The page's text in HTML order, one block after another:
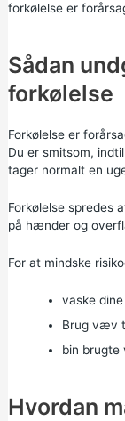
forkølelse er
Sådan
forkølelse
Forkølelse er
Du er smitsom,
tager normalt en
Forkølelse spredes
på hænder og
For at mindske
vaske
Brug væv
bin
Hvordan